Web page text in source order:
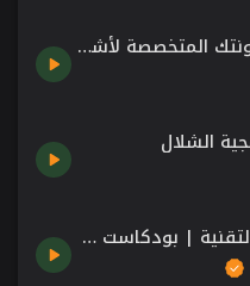
كيف تختار مواضيع مدونتك المتخصصة لأشهر مُقبلة دون تعبٍ ولا نصب؟
توظيف وإدارة الفرق التقنية | بودكاست سوالف بزنس